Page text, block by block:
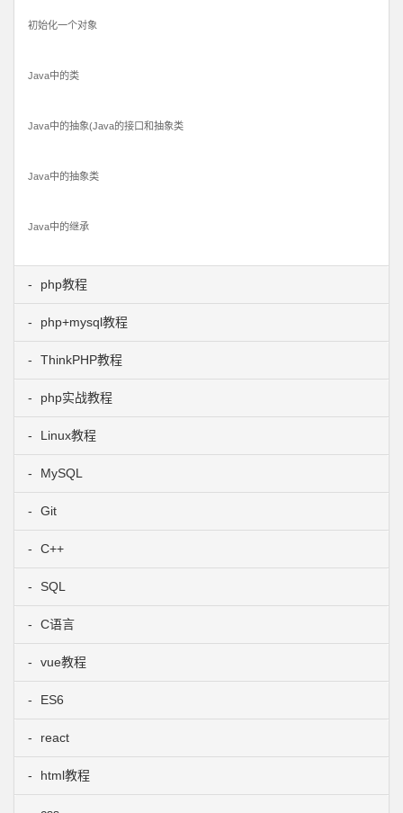
初始化一个对象
Java中的类
Java中的抽象(Java的接口和抽象类
Java中的抽象类
Java中的继承
php教程
php+mysql教程
ThinkPHP教程
php实战教程
Linux教程
MySQL
Git
C++
SQL
C语言
vue教程
ES6
react
html教程